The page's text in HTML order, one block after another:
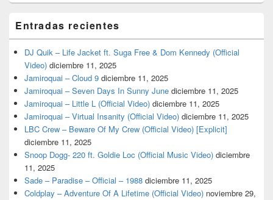
Entradas recientes
DJ Quik – Life Jacket ft. Suga Free & Dom Kennedy (Official
Video) diciembre 11, 2025
Jamiroquai – Cloud 9 diciembre 11, 2025
Jamiroquai – Seven Days In Sunny June diciembre 11, 2025
Jamiroquai – Little L (Official Video) diciembre 11, 2025
Jamiroquai – Virtual Insanity (Official Video) diciembre 11, 2025
LBC Crew – Beware Of My Crew (Official Video) [Explicit]
diciembre 11, 2025
Snoop Dogg- 220 ft. Goldie Loc (Official Music Video) diciembre
11, 2025
Sade – Paradise – Official – 1988 diciembre 11, 2025
Coldplay – Adventure Of A Lifetime (Official Video) noviembre 29,